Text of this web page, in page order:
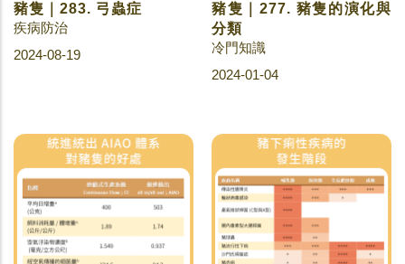
豬隻｜283. 弓蟲症
疾病防治
2024-08-19
豬隻｜277. 豬隻的演化與
分類
冷門知識
2024-01-04